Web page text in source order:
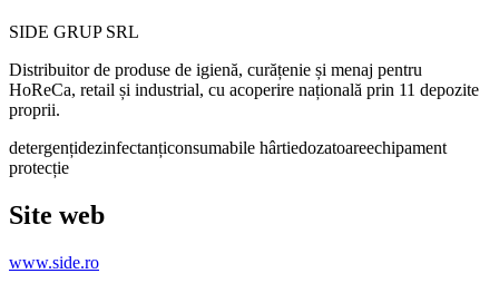
SIDE GRUP SRL
Distribuitor de produse de igienă, curățenie și menaj pentru
HoReCa, retail și industrial, cu acoperire națională prin 11 depozite
proprii.
detergențidezinfectanțiconsumabile hârtiedozatoareechipament
protecție
Site web
www.side.ro